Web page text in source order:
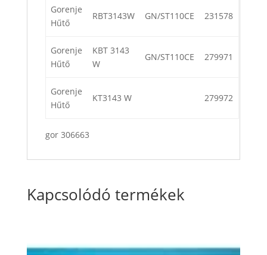
Gorenje
Hűtő
RBT3143W GN/ST110CE 231578
Gorenje
Hűtő
KBT 3143
W
GN/ST110CE 279971
Gorenje
Hűtő
KT3143 W 279972
gor 306663
Kapcsolódó termékek